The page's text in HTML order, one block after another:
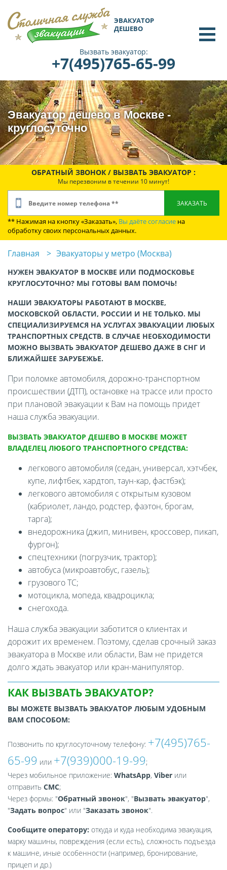
ЭВАКУАТОР
ДЕШЕВО
Вызвать эвакуатор:
+7(495)765-65-99
Эвакуатор дешево в Москве -
круглосуточно
ОБРАТНЫЙ ЗВОНОК / ВЫЗВАТЬ ЭВАКУАТОР :
Мы перезвоним в течении 10 минут!
** Нажимая на кнопку «Заказать», Вы даёте согласие на
обработку своих персональных данных.
Главная Эвакуаторы у метро (Москва)
НУЖЕН ЭВАКУАТОР В МОСКВЕ ИЛИ ПОДМОСКОВЬЕ
КРУГЛОСУТОЧНО? МЫ ГОТОВЫ ВАМ ПОМОЧЬ!
НАШИ ЭВАКУАТОРЫ РАБОТАЮТ В МОСКВЕ,
МОСКОВСКОЙ ОБЛАСТИ, РОССИИ И НЕ ТОЛЬКО. МЫ
СПЕЦИАЛИЗИРУЕМСЯ НА УСЛУГАХ ЭВАКУАЦИИ ЛЮБЫХ
ТРАНСПОРТНЫХ СРЕДСТВ. В СЛУЧАЕ НЕОБХОДИМОСТИ
МОЖНО ВЫЗВАТЬ ЭВАКУАТОР ДЕШЕВО ДАЖЕ В СНГ И
БЛИЖАЙШЕЕ ЗАРУБЕЖЬЕ.
При поломке автомобиля, дорожно-транспортном
происшествии (ДТП), остановке на трассе или просто
при плановой эвакуации к Вам на помощь придет
наша служба эвакуации.
ВЫЗВАТЬ ЭВАКУАТОР ДЕШЕВО В МОСКВЕ МОЖЕТ
ВЛАДЕЛЕЦ ЛЮБОГО ТРАНСПОРТНОГО СРЕДСТВА:
легкового автомобиля (седан, универсал, хэтчбек,
купе, лифтбек, хардтоп, таун-кар, фастбэк);
легкового автомобиля с открытым кузовом
(кабриолет, ландо, родстер, фаэтон, брогам,
тарга);
внедорожника (джип, минивен, кроссовер, пикап,
фургон);
спецтехники (погрузчик, трактор);
автобуса (микроавтобус, газель);
грузового ТС;
мотоцикла, мопеда, квадроцикла;
снегохода.
Наша служба эвакуации заботится о клиентах и
дорожит их временем. Поэтому, сделав срочный заказ
эвакуатора в Москве или области, Вам не придется
долго ждать эвакуатор или кран-манипулятор.
КАК ВЫЗВАТЬ ЭВАКУАТОР?
ВЫ МОЖЕТЕ ВЫЗВАТЬ ЭВАКУАТОР ЛЮБЫМ УДОБНЫМ
ВАМ СПОСОБОМ:
Позвонить по круглосуточному телефону: +7(495)765-
65-99 или +7(939)000-19-99;
Через мобильное приложение: WhatsApp, Viber или
отправить СМС;
Через формы: "Обратный звонок", "Вызвать эвакуатор",
"Задать вопрос" или "Заказать звонок".
Сообщите оператору: откуда и куда необходима эвакуация,
марку машины, повреждения (если есть), сложность подъезда
к машине, иные особенности (например, бронирование,
прицеп и др.)